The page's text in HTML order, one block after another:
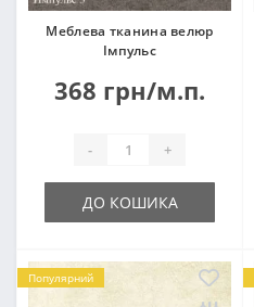
Меблева тканина велюр
Імпульс
368 грн/м.п.
- +
ДО КОШИКА
Популярний